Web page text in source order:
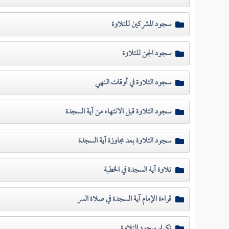
سجود المشركين للتلاوة
سجود الجن للتلاوة
سجود التلاوة في أوقات النهي
سجود التلاوة قبل الانتهاء من آية السجدة
سجود التلاوة بعد مجاوزة آية السجدة
تلاوة آية السجدة في الخطبة
قراءة الإمام آية السجدة في صلاة السر